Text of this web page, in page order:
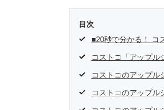
目次
■20秒で分かる！ コ
コストコ「アップル
コストコのアップル
コストコのアップル